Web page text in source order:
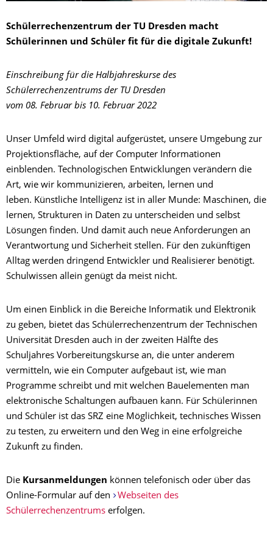
Schülerrechenzentrum der TU Dresden macht
Schülerinnen und Schüler fit für die digitale Zukunft!
Einschreibung für die Halbjahreskurse des
Schülerrechenzentrums der TU Dresden
vom 08. Februar bis 10. Februar 2022
Unser Umfeld wird digital aufgerüstet, unsere Umgebung zur
Projektionsfläche, auf der Computer Informationen
einblenden. Technologischen Entwicklungen verändern die
Art, wie wir kommunizieren, arbeiten, lernen und
leben. Künstliche Intelligenz ist in aller Munde: Maschinen, die
lernen, Strukturen in Daten zu unterscheiden und selbst
Lösungen finden. Und damit auch neue Anforderungen an
Verantwortung und Sicherheit stellen. Für den zukünftigen
Alltag werden dringend Entwickler und Realisierer benötigt.
Schulwissen allein genügt da meist nicht.
Um einen Einblick in die Bereiche Informatik und Elektronik
zu geben, bietet das Schülerrechenzentrum der Technischen
Universität Dresden auch in der zweiten Hälfte des
Schuljahres Vorbereitungskurse an, die unter anderem
vermitteln, wie ein Computer aufgebaut ist, wie man
Programme schreibt und mit welchen Bauelementen man
elektronische Schaltungen aufbauen kann. Für Schülerinnen
und Schüler ist das SRZ eine Möglichkeit, technisches Wissen
zu testen, zu erweitern und den Weg in eine erfolgreiche
Zukunft zu finden.
Die Kursanmeldungen können telefonisch oder über das
Online-Formular auf den
Webseiten des
Schülerrechenzentrums erfolgen.